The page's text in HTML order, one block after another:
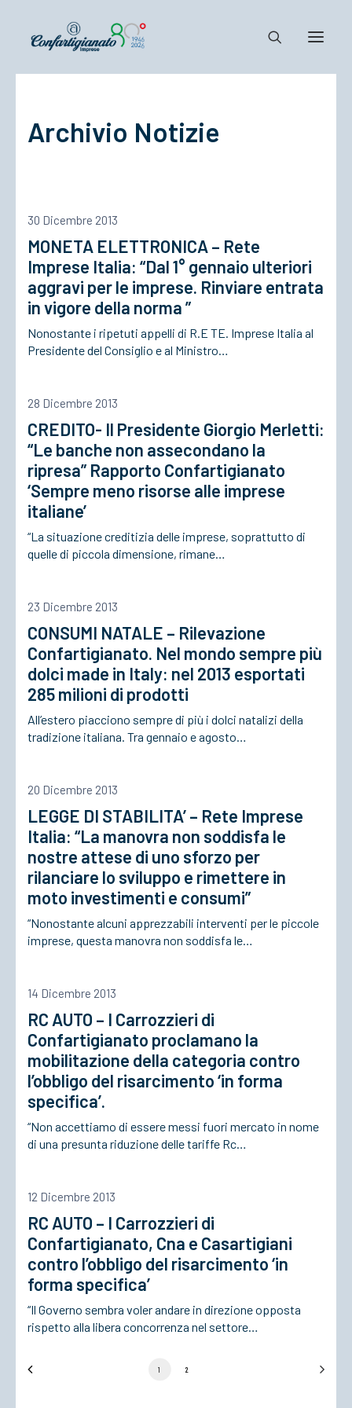
Confartigianato
Cosa Facciamo
Associarsi
Archivio Notizie
30 Dicembre 2013
MONETA ELETTRONICA – Rete
Imprese Italia: “Dal 1° gennaio ulteriori
aggravi per le imprese. Rinviare entrata
in vigore della norma ”
Nonostante i ripetuti appelli di R.E TE. Imprese Italia al
Presidente del Consiglio e al Ministro…
28 Dicembre 2013
CREDITO- Il Presidente Giorgio Merletti:
“Le banche non assecondano la
ripresa” Rapporto Confartigianato
‘Sempre meno risorse alle imprese
italiane’
“La situazione creditizia delle imprese, soprattutto di
quelle di piccola dimensione, rimane…
23 Dicembre 2013
CONSUMI NATALE – Rilevazione
Confartigianato. Nel mondo sempre più
dolci made in Italy: nel 2013 esportati
285 milioni di prodotti
All’estero piacciono sempre di più i dolci natalizi della
tradizione italiana. Tra gennaio e agosto…
20 Dicembre 2013
LEGGE DI STABILITA’ – Rete Imprese
Italia: “La manovra non soddisfa le
nostre attese di uno sforzo per
rilanciare lo sviluppo e rimettere in
moto investimenti e consumi”
“Nonostante alcuni apprezzabili interventi per le piccole
imprese, questa manovra non soddisfa le…
14 Dicembre 2013
RC AUTO – I Carrozzieri di
Confartigianato proclamano la
mobilitazione della categoria contro
l’obbligo del risarcimento ‘in forma
specifica’.
“Non accettiamo di essere messi fuori mercato in nome
di una presunta riduzione delle tariffe Rc…
12 Dicembre 2013
RC AUTO – I Carrozzieri di
Confartigianato, Cna e Casartigiani
contro l’obbligo del risarcimento ‘in
forma specifica’
“Il Governo sembra voler andare in direzione opposta
rispetto alla libera concorrenza nel settore…
1 2